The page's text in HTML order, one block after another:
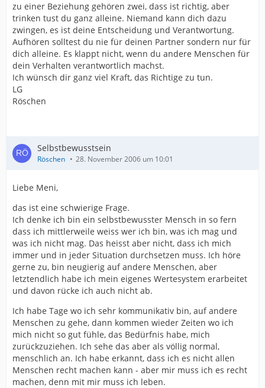
zu einer Beziehung gehören zwei, dass ist richtig, aber
trinken tust du ganz alleine. Niemand kann dich dazu
zwingen, es ist deine Entscheidung und Verantwortung.
Aufhören solltest du nie für deinen Partner sondern nur für
dich alleine. Es klappt nicht, wenn du andere Menschen für
dein Verhalten verantwortlich machst.
Ich wünsch dir ganz viel Kraft, das Richtige zu tun.
LG
Röschen
Selbstbewusstsein
Röschen 28. November 2006 um 10:01
Liebe Meni,
das ist eine schwierige Frage.
Ich denke ich bin ein selbstbewusster Mensch in so fern
dass ich mittlerweile weiss wer ich bin, was ich mag und
was ich nicht mag. Das heisst aber nicht, dass ich mich
immer und in jeder Situation durchsetzen muss. Ich höre
gerne zu, bin neugierig auf andere Menschen, aber
letztendlich habe ich mein eigenes Wertesystem erarbeitet
und davon rücke ich auch nicht ab.
Ich habe Tage wo ich sehr kommunikativ bin, auf andere
Menschen zu gehe, dann kommen wieder Zeiten wo ich
mich nicht so gut fühle, das Bedürfnis habe, mich
zurückzuziehen. Ich sehe das aber als völlig normal,
menschlich an. Ich habe erkannt, dass ich es nicht allen
Menschen recht machen kann - aber mir muss ich es recht
machen, denn mit mir muss ich leben.